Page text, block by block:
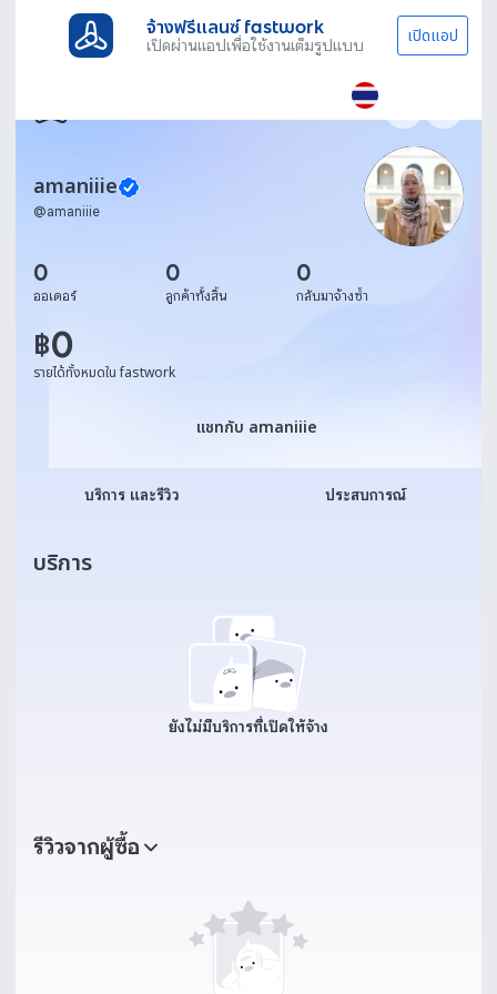
จ้างฟรีแลนซ์ fastwork
เปิดผ่านแอปเพื่อใช้งานเต็มรูปแบบ เปิดแอป
amaniiie
@amaniiie
0
ออเดอร์
0
ลูกค้าทั้งสิ้น
0
กลับมาจ้างซ้ำ
฿0
รายได้ทั้งหมดใน fastwork
แชทกับ amaniiie
แชทกับ amaniiie
บริการ และรีวิว ประสบการณ์
บริการ
ยังไม่มีบริการที่เปิดให้จ้าง
รีวิวจากผู้ซื้อ